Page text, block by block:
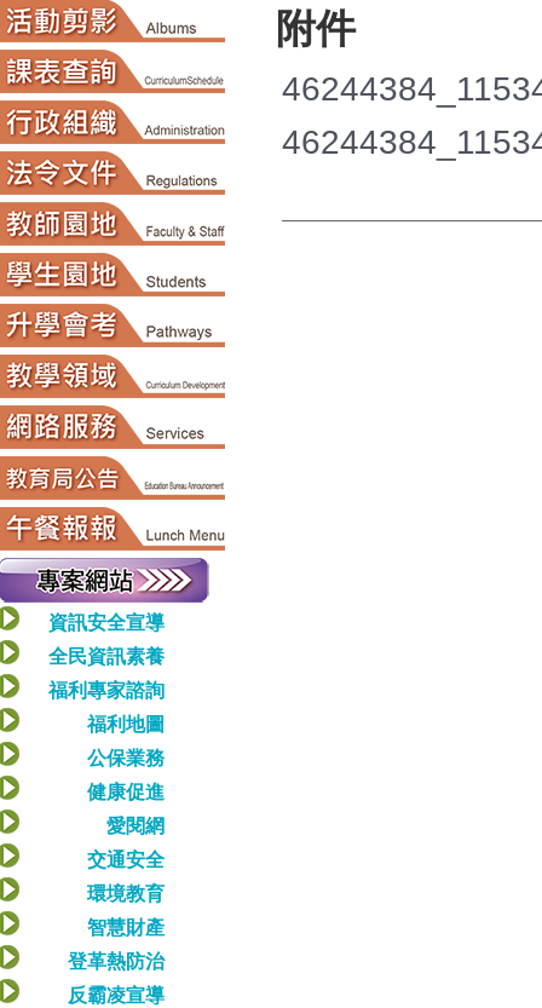
資訊安全宣導
全民資訊素養
福利專家諮詢
福利地圖
公保業務
健康促進
愛閱網
交通安全
環境教育
智慧財產
登革熱防治
反霸凌宣導
附件